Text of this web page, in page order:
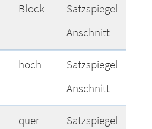
Block
Satzspiegel
Anschnitt
hoch
Satzspiegel
Anschnitt
quer
Satzspiegel